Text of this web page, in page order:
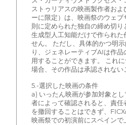
ストゥリアスの映画製作者お
ーに限定）は、映画祭のウェ
則に定められた独自の締め切り
生成型人工知能だけで作られた
せん。 ただし、具体的かつ明
り、ジェネレーティブAIは作
用することができます。 これ
場合、その作品は承認されない
5.-選択した映画の条件
a) いったん映画が参加対象と
者によって確認されると、責
を撤回することはできず、
映画祭での初演前にスペイン